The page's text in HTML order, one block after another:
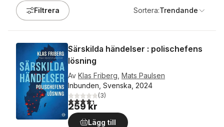
Filtrera Sortera:Trendande
Särskilda händelser : polischefens
lösning
Av Klas Friberg Mats Paulsen
Inbunden, Svenska, 2024
4,3utav 5 stjärnor. Totalt antal röster:
(3)
259 kr
Lägg till